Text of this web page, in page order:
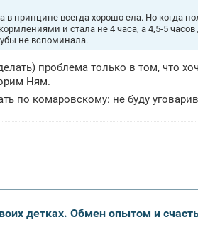
в принципе всегда хорошо ела. Но
и стала не 4 часа, а 4,5-5
не вспоминала.
проблема только в том, что
Ням.
по комаровскому: не буду
детках. Обмен опытом и